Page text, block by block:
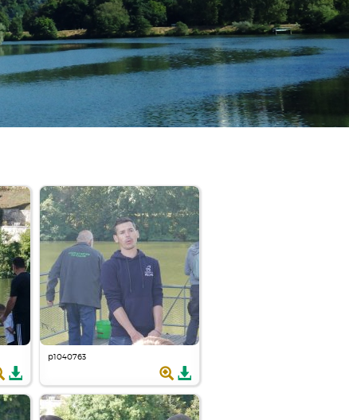
p1040763